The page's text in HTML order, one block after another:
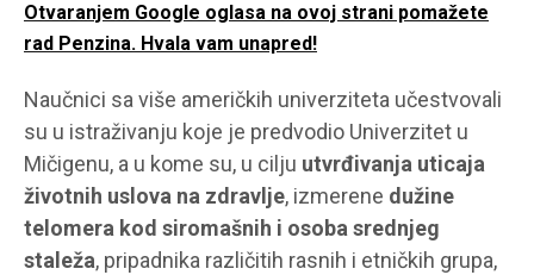
Otvaranjem Google oglasa na ovoj strani pomažete
rad Penzina. Hvala vam unapred!
Naučnici sa više američkih univerziteta učestvovali
su u istraživanju koje je predvodio Univerzitet u
Mičigenu, a u kome su, u cilju utvrđivanja uticaja
životnih uslova na zdravlje, izmerene dužine
telomera kod siromašnih i osoba srednjeg
staleža, pripadnika različitih rasnih i etničkih grupa,